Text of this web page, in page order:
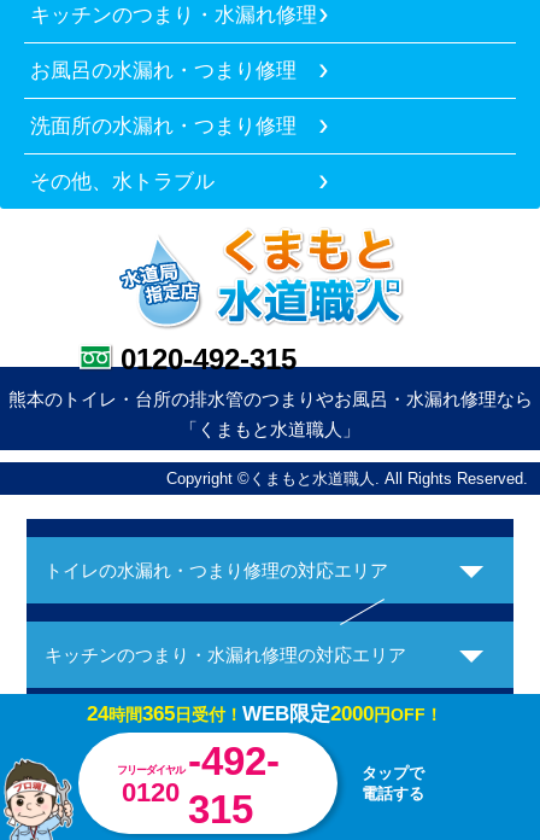
キッチンのつまり・水漏れ修理
お風呂の水漏れ・つまり修理
洗面所の水漏れ・つまり修理
その他、水トラブル
0120-492-315
熊本のトイレ・台所の排水管のつまりやお風呂・水漏れ修理なら
「くまもと水道職人」
Copyright ©くまもと水道職人. All Rights Reserved.
トイレの水漏れ・つまり修理の対応エリア
キッチンのつまり・水漏れ修理の対応エリア
お風呂の水漏れ・つまり修理の対応エリア
24時間365日受付！ WEB限定2000円OFF！
フリーダイヤル
0120
-492-
315
タップで
電話する